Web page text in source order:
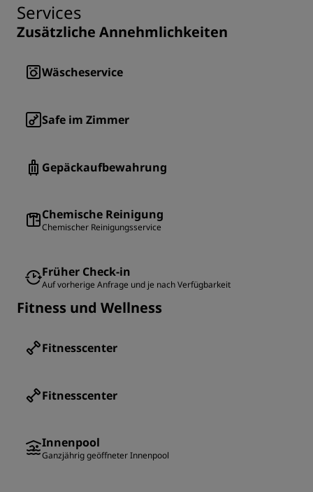
Services
Zusätzliche Annehmlichkeiten
Wäscheservice
Safe im Zimmer
Gepäckaufbewahrung
Chemische Reinigung
Chemischer Reinigungsservice
Früher Check-in
Auf vorherige Anfrage und je nach Verfügbarkeit
Fitness und Wellness
Fitnesscenter
Fitnesscenter
Innenpool
Ganzjährig geöffneter Innenpool